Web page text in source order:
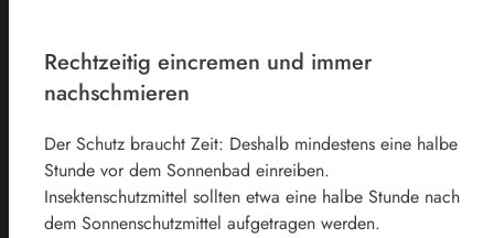
Rechtzeitig eincremen und immer
nachschmieren
Der Schutz braucht Zeit: Deshalb mindestens eine halbe
Stunde vor dem Sonnenbad einreiben.
Insektenschutzmittel sollten etwa eine halbe Stunde nach
dem Sonnenschutzmittel aufgetragen werden.